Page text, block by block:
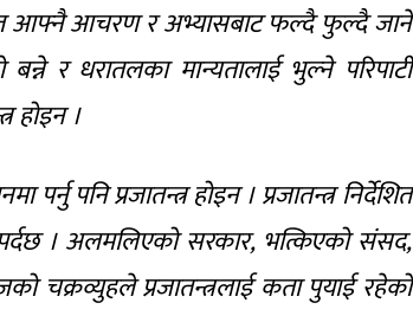
त आफ्नै आचरण र अभ्यासबाट फल्दै फुल्दै जाने
र धरातलका मान्यतालाई भुल्ने परिपाटी
होइन ।
पनि प्रजातन्त्र होइन । प्रजातन्त्र निर्देशित
। अलमलिएको सरकार, भत्किएको संसद,
चक्रव्युहले प्रजातन्त्रलाई कता पुयाई रहेको